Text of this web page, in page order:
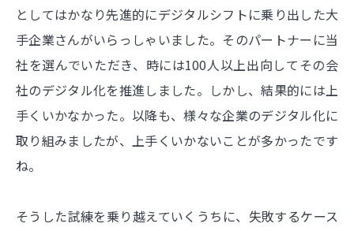
としてはかなり先進的にデジタルシフトに乗り出した大
手企業さんがいらっしゃいました。そのパートナーに当
社を選んでいただき、時には100人以上出向してその会
社のデジタル化を推進しました。しかし、結果的には上
手くいかなかった。以降も、様々な企業のデジタル化に
取り組みましたが、上手くいかないことが多かったです
ね。
そうした試練を乗り越えていくうちに、失敗するケース